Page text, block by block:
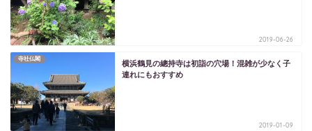
2019-06-26
寺社仏閣
横浜鶴見の總持寺は初詣の穴場！混雑が少なく子
連れにもおすすめ
2019-01-09